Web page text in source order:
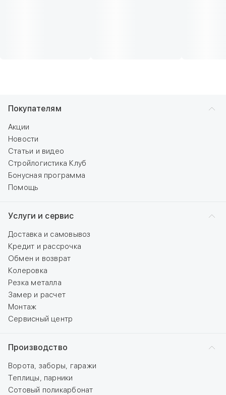
Покупателям
Акции
Новости
Статьи и видео
Стройлогистика Клуб
Бонусная программа
Помощь
Услуги и сервис
Доставка и самовывоз
Кредит и рассрочка
Обмен и возврат
Колеровка
Резка металла
Замер и расчет
Монтаж
Сервисный центр
Производство
Ворота, заборы, гаражи
Теплицы, парники
Сотовый поликарбонат